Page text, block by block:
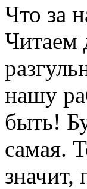
Что за
Читаем
нашу
быть!
самая.
значит,